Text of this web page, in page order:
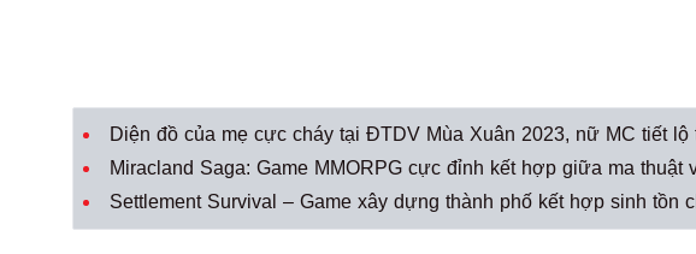
Diện đồ của mẹ cực cháy tại ĐTDV Mùa Xuân 2023, nữ MC tiết
Miracland Saga: Game MMORPG cực đỉnh kết hợp giữa ma thuật
Settlement Survival – Game xây dựng thành phố kết hợp sinh tồn